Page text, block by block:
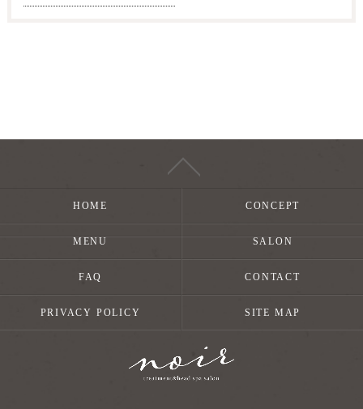
HOME CONCEPT
MENU SALON
FAQ CONTACT
PRIVACY POLICY SITE MAP